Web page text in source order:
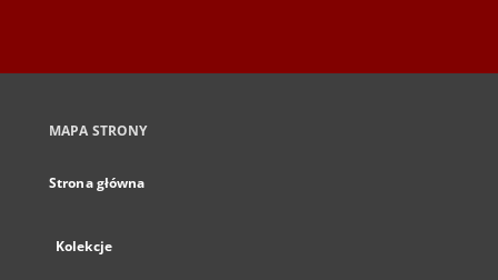
MAPA STRONY
Strona główna
Kolekcje